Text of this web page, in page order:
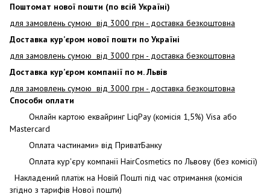
Поштомат нової пошти (по всій Україні)
для замовлень сумою від 3000 грн - доставка безкоштовна
Доставка кур’єром нової пошти по Україні
для замовлень сумою від 3000 грн - доставка безкоштовна
Доставка кур’єром компанії по м. Львів
для замовлень сумою від 3000 грн - доставка безкоштовна
Способи оплати
Онлайн картою еквайринг LiqPay (комісія 1,5%) Visa або
Mastercard
Оплата частинами» від ПриватБанку
Оплата кур'єру компанії HairCosmetics по Львову (без комісії)
Накладений платіж на Новій Пошті під час отримання (комісія
згідно з тарифів Нової пошти)